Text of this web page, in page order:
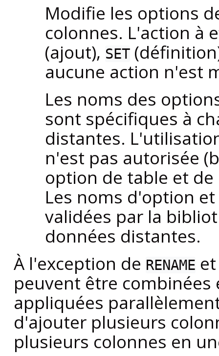
Modifie les options
colonnes. L'action à
(ajout), SET
aucune action n'est
Les noms des
sont spécifiques à
distantes.
n'est pas autorisée
option de table et
Les noms d'option
validées par la
données distantes.
À l'exception de RENAME
peuvent être
appliquées
d'ajouter plusieurs
plusieurs colonnes en